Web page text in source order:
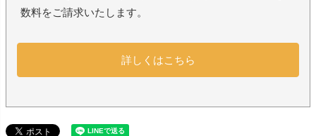
数料をご請求いたします。
詳しくはこちら